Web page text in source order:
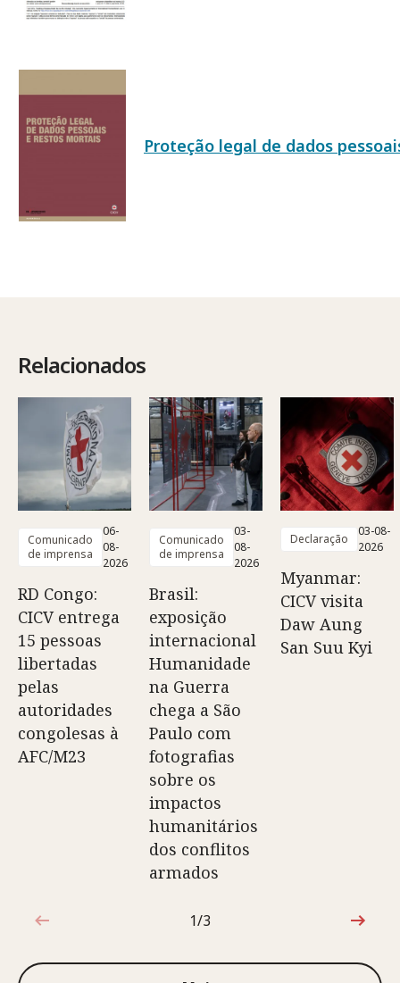
Proteção legal de dados
Relacionados
Comunicado
de imprensa
06-
08-
2026
RD Congo:
CICV entrega
15 pessoas
libertadas
pelas
autoridades
congolesas à
AFC/M23
Comunicado
de imprensa
03-
08-
2026
Brasil:
exposição
internacional
Humanidade
na Guerra
chega a São
Paulo com
fotografias
sobre os
impactos
humanitários
dos conflitos
armados
Declaração
03-08-
2026
Myanmar:
CICV visita
Daw Aung
San Suu Kyi
1 de 3
1/3